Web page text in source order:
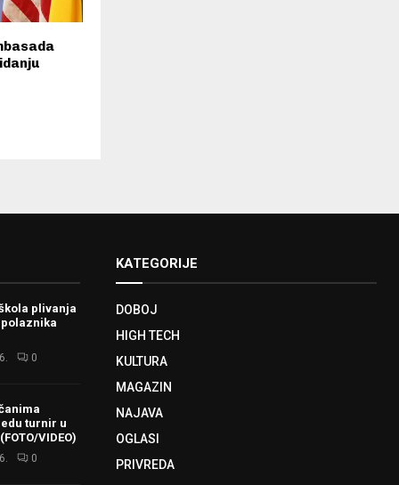
plivanja
polaznika
0
turnir u
VIDEO)
0
KATEGORIJE
DOBOJ
HIGH TECH
KULTURA
MAGAZIN
NAJAVA
OGLASI
PRIVREDA